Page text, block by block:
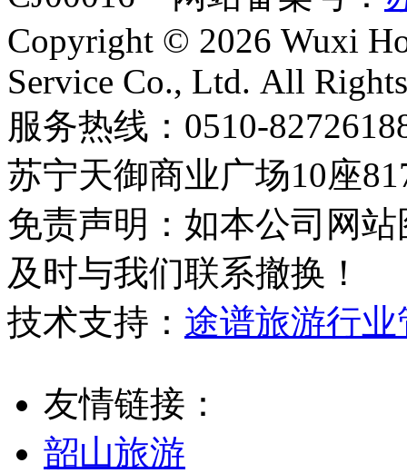
Copyright © 2026 Wuxi
Service Co., Ltd. All
服务热线：0510-
苏宁天御商业广场10座
免责声明：如本公司网
及时与我们联系撤换！
技术支持： 途谱旅游行
友情链接：
韶山旅游